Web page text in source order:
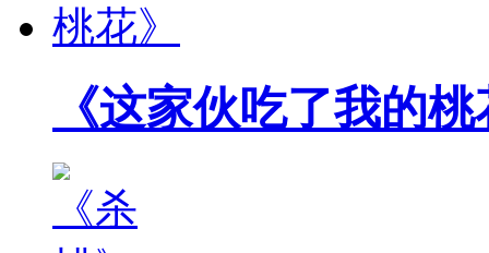
《这家伙吃了我的